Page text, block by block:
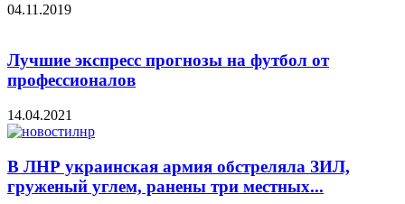
04.11.2019
Лучшие экспресс прогнозы на футбол от
профессионалов
14.04.2021
В ЛНР украинская армия обстреляла ЗИЛ,
груженый углем, ранены три местных...